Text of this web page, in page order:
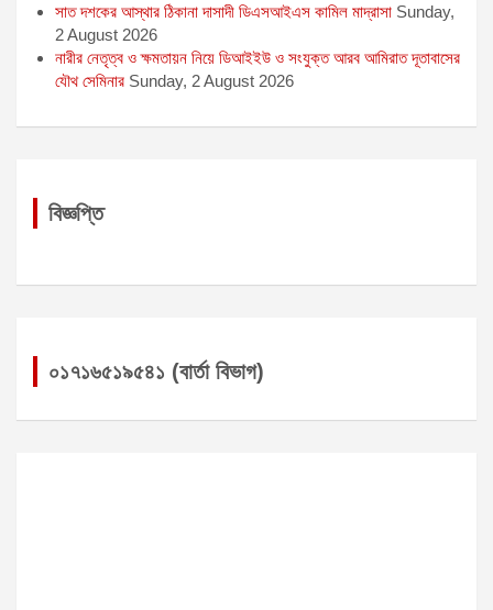
সাত দশকের আস্থার ঠিকানা দাসাদী ডিএসআইএস কামিল মাদ্রাসা Sunday,
2 August 2026
নারীর নেতৃত্ব ও ক্ষমতায়ন নিয়ে ডিআইইউ ও সংযুক্ত আরব আমিরাত দূতাবাসের
যৌথ সেমিনার Sunday, 2 August 2026
বিজ্ঞপ্তি
০১৭১৬৫১৯৫৪১ (বার্তা বিভাগ)